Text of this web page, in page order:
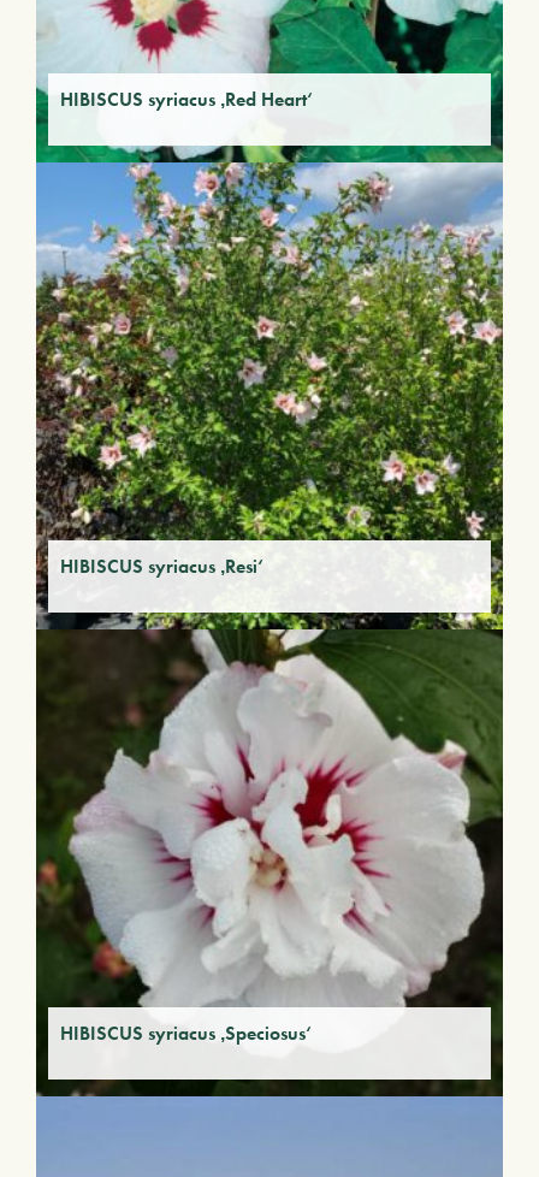
HIBISCUS syriacus ‚Red Heart‘
HIBISCUS syriacus ‚Resi‘
HIBISCUS syriacus ‚Speciosus‘